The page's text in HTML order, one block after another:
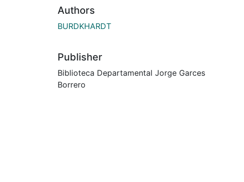
Authors
BURDKHARDT
Publisher
Biblioteca Departamental Jorge Garces
Borrero